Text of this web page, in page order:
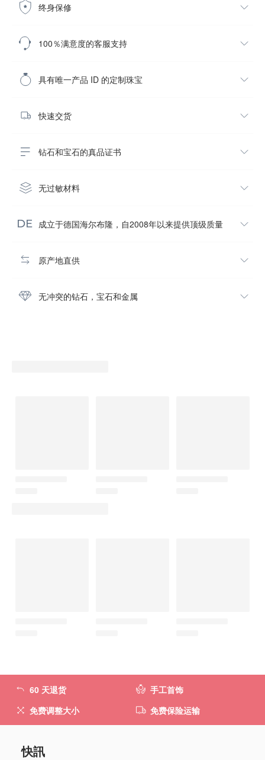
终身保修
100％满意度的客服支持
具有唯一产品 ID 的定制珠宝
快速交货
钻石和宝石的真品证书
无过敏材料
成立于德国海尔布隆，自2008年以来提供顶级质量
原产地直供
无冲突的钻石，宝石和金属
60 天退货
免费调整大小
手工首饰
免费保险运输
快訊